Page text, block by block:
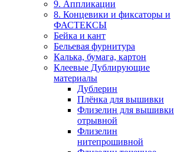
9. Аппликации
8. Концевики и фиксаторы и
ФАСТЕКСЫ
Бейка и кант
Бельевая фурнитура
Калька, бумага, картон
Клеевые Дублирующие
материалы
Дублерин
Плёнка для вышивки
Флизелин для вышивки
отрывной
Флизелин
нитепрошивной